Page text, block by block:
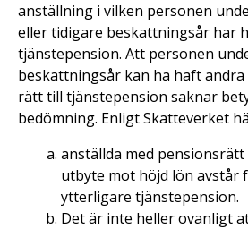
anställning i vilken personen
eller tidigare beskattningsår har
tjänstepension. Att personen
beskattningsår kan ha haft
rätt till tjänstepension saknar
bedömning. Enligt Skatteverket
anställda med
utbyte mot höjd lön avstår
ytterligare tjänstepension.
Det är inte heller ovanligt